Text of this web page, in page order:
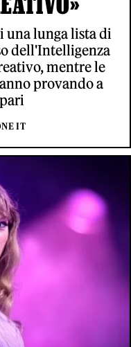
una lunga lista di
dell'Intelligenza
mentre le
provando a
IT